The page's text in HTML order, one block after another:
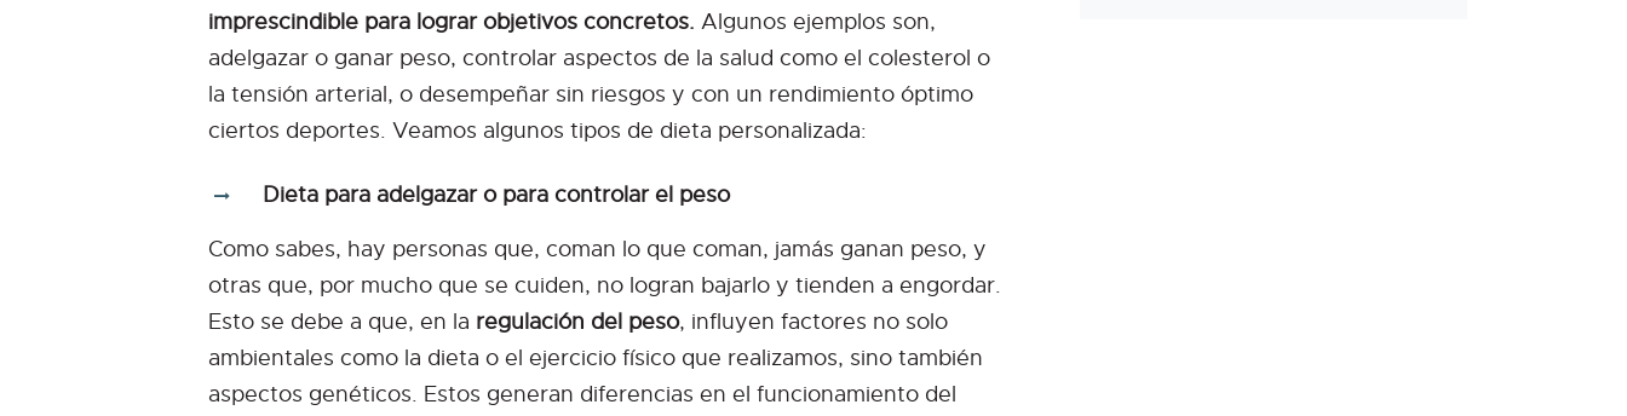
imprescindible para lograr objetivos concretos. Algunos ejemplos son,
adelgazar o ganar peso, controlar aspectos de la salud como el colesterol o
la tensión arterial, o desempeñar sin riesgos y con un rendimiento óptimo
ciertos deportes. Veamos algunos tipos de dieta personalizada:
Dieta para adelgazar o para controlar el peso
Como sabes, hay personas que, coman lo que coman, jamás ganan peso, y
otras que, por mucho que se cuiden, no logran bajarlo y tienden a engordar.
Esto se debe a que, en la regulación del peso, influyen factores no solo
ambientales como la dieta o el ejercicio físico que realizamos, sino también
aspectos genéticos. Estos generan diferencias en el funcionamiento del